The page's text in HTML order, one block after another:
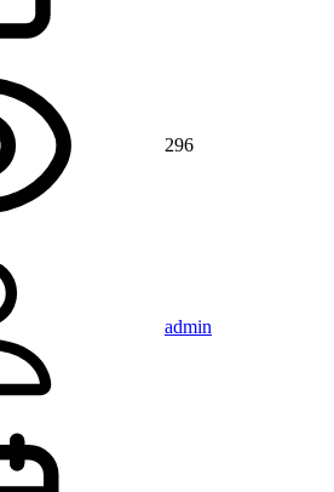
296
admin